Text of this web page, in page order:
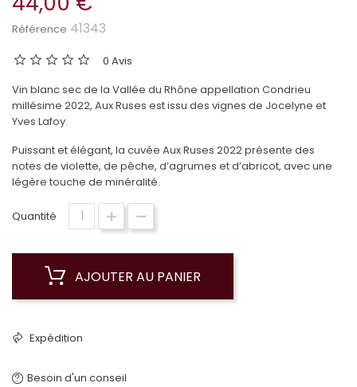
Référence 41343
0 Avis
Vin blanc sec de la Vallée du Rhône appellation Condrieu
millésime 2022, Aux Ruses est issu des vignes de Jocelyne et
Yves Lafoy.
Puissant et élégant, la cuvée Aux Ruses 2022 présente des
notes de violette, de pêche, d’agrumes et d’abricot, avec une
légère touche de minéralité.
Quantité
AJOUTER AU PANIER
Expédition
Besoin d'un conseil